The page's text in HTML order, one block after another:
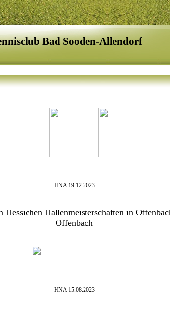
Bad Sooden-Allendorf
HNA 19.12.2023
Hessichen Hallenmeisterschaften in
Offenbach
HNA 15.08.2023